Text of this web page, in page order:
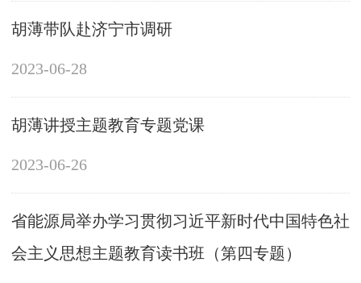
胡薄带队赴济宁市调研
2023-06-28
胡薄讲授主题教育专题党课
2023-06-26
省能源局举办学习贯彻习近平新时代中国特色社
会主义思想主题教育读书班（第四专题）